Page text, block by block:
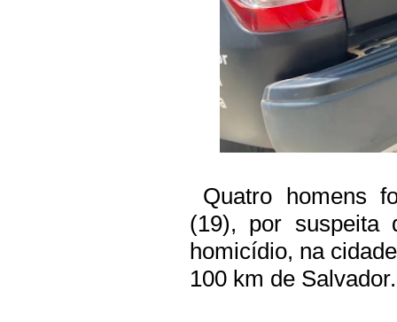
Quatro homens
(19), por suspeita
homicídio, na
100 km de Salvador.